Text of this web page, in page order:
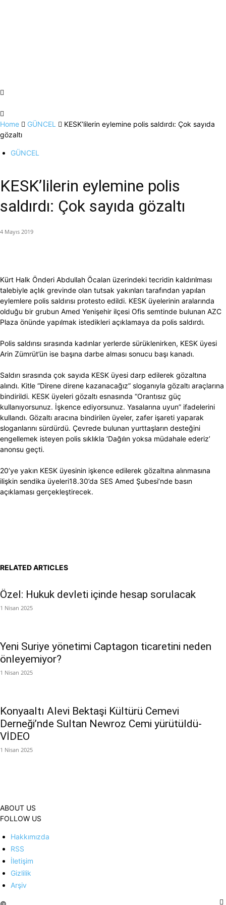
Home GÜNCEL
KESK’lilerin eylemine polis saldırdı: Çok sayıda
gözaltı
GÜNCEL
KESK’lilerin eylemine polis
saldırdı: Çok sayıda gözaltı
4 Mayıs 2019
Kürt Halk Önderi Abdullah Öcalan üzerindeki tecridin kaldırılması
talebiyle açlık grevinde olan tutsak yakınları tarafından yapılan
eylemlere polis saldırısı protesto edildi. KESK üyelerinin aralarında
olduğu bir grubun Amed Yenişehir ilçesi Ofis semtinde bulunan AZC
Plaza önünde yapılmak istedikleri açıklamaya da polis saldırdı.
Polis saldırısı sırasında kadınlar yerlerde sürüklenirken, KESK üyesi
Arin Zümrüt’ün ise başına darbe alması sonucu başı kanadı.
Saldırı sırasında çok sayıda KESK üyesi darp edilerek gözaltına
alındı. Kitle “Direne direne kazanacağız” sloganıyla gözaltı araçlarına
bindirildi. KESK üyeleri gözaltı esnasında “Orantısız güç
kullanıyorsunuz. İşkence ediyorsunuz. Yasalarına uyun” ifadelerini
kullandı. Gözaltı aracına bindirilen üyeler, zafer işareti yaparak
sloganlarını sürdürdü. Çevrede bulunan yurttaşların desteğini
engellemek isteyen polis sıklıkla ‘Dağılın yoksa müdahale ederiz’
anonsu geçti.
20’ye yakın KESK üyesinin işkence edilerek gözaltına alınmasına
ilişkin sendika üyeleri18.30’da SES Amed Şubesi’nde basın
açıklaması gerçekleştirecek.
RELATED ARTICLES
Özel: Hukuk devleti içinde hesap sorulacak
1 Nisan 2025
Yeni Suriye yönetimi Captagon ticaretini neden
önleyemiyor?
1 Nisan 2025
Konyaaltı Alevi Bektaşi Kültürü Cemevi
Derneği’nde Sultan Newroz Cemi yürütüldü-
VİDEO
1 Nisan 2025
ABOUT US
FOLLOW US
Hakkımızda
RSS
İletişim
Gizlilik
Arşiv